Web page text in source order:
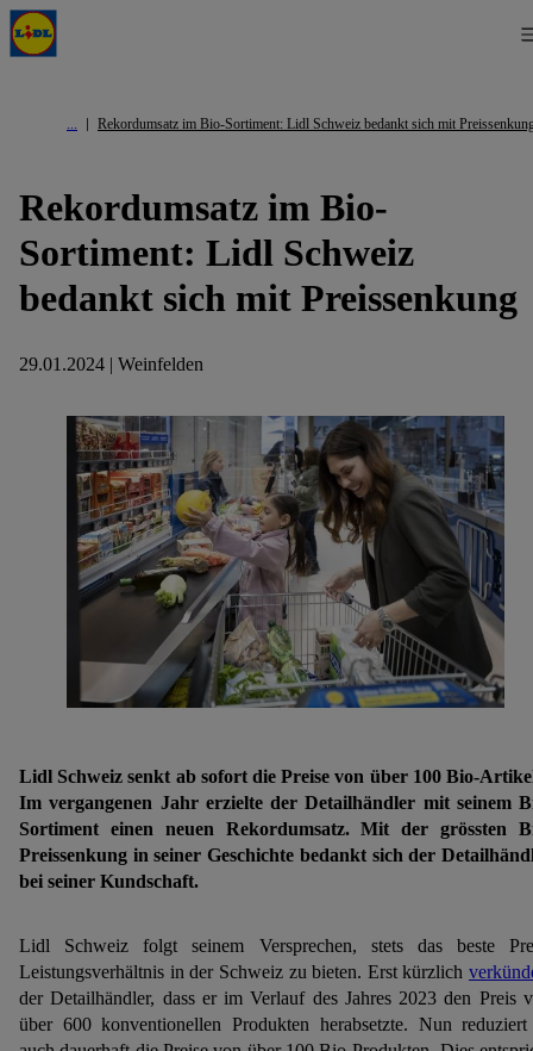
Rekordumsatz im Bio-Sortiment: Lidl Schweiz bedankt sich mit
Rekordumsatz im Bio-
Sortiment: Lidl Schweiz
bedankt sich mit Preissenkung
29.01.2024 | Weinfelden
Lidl Schweiz senkt ab sofort die Preise von über 100 Bio-
Im vergangenen Jahr erzielte der Detailhändler mit seinem
Sortiment einen neuen Rekordumsatz. Mit der grössten
Preissenkung in seiner Geschichte bedankt sich der
bei seiner Kundschaft.
Lidl Schweiz folgt seinem Versprechen, stets das beste
Leistungsverhältnis in der Schweiz zu bieten. Erst kürzlich
der Detailhändler, dass er im Verlauf des Jahres 2023 den Preis
über 600 konventionellen Produkten herabsetzte. Nun